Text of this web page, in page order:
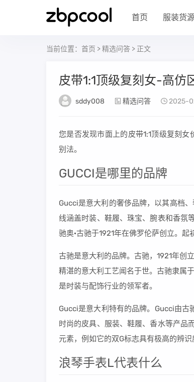
首页 服装货
当前位置： 首页 >精选问答 > 正文
皮带1:1顶级复刻女-高仿
sddy008 精选问答 2025-
您是否发现市面上的皮带1:1顶级复刻
别法。
GUCCI是哪里的品牌
Gucci是意大利的奢侈品牌，以其高档
线涵盖时装、鞋履、珠宝、腕表和香氛
驰奥·古驰于1921年在佛罗伦萨创立。起
古驰是意大利的品牌。古驰，1921年创
精湛的意大利工艺闻名于世。古驰隶属
是时装与配饰行业的领军者。
Gucci是意大利特有的品牌。Gucci由古
时尚的皮具、服装、鞋履、香水等产品
元素，例如它的双G标志具有极高的辨识
浪琴手表L代表什么